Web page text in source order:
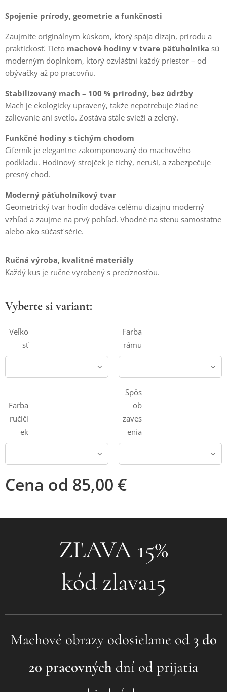
Spojenie prírody, geometrie a funkčnosti
Zaujmite originálnym kúskom, ktorý spája dizajn, prírodu a
praktickosť. Tieto machové hodiny v tvare päťuholníka sú
moderným doplnkom, ktorý ozvláštni každý priestor – od
obývačky až po pracovňu.
Stabilizovaný mach – 100 % prírodný, bez údržby
Mach je ekologicky upravený, takže nepotrebuje žiadne
zalievanie ani svetlo. Zostáva stále svieži a zelený.
Funkčné hodiny s tichým chodom
Ciferník je elegantne zakomponovaný do machového
podkladu. Hodinový strojček je tichý, neruší, a zabezpečuje
presný chod.
Moderný päťuholníkový tvar
Geometrický tvar hodín dodáva celému dizajnu moderný
vzhľad a zaujme na prvý pohľad. Vhodné na stenu samostatne
alebo ako súčasť série.
Ručná výroba, kvalitné materiály
Každý kus je ručne vyrobený s precíznosťou.
Vyberte si variant:
Veľko
sť
Farba
rámu
Farba
ručiči
ek
Spôs
ob
zaves
enia
Cena od 85,00 €
❤ZĽAVA 15%❤
kód zlava15
Machové obrazy odosielame od 3 do
20 pracovných dní od prijatia